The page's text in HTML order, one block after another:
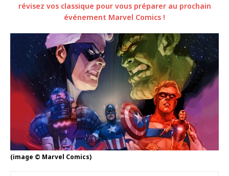
révisez vos classique pour vous préparer au prochain
événement Marvel Comics !
(image © Marvel Comics)